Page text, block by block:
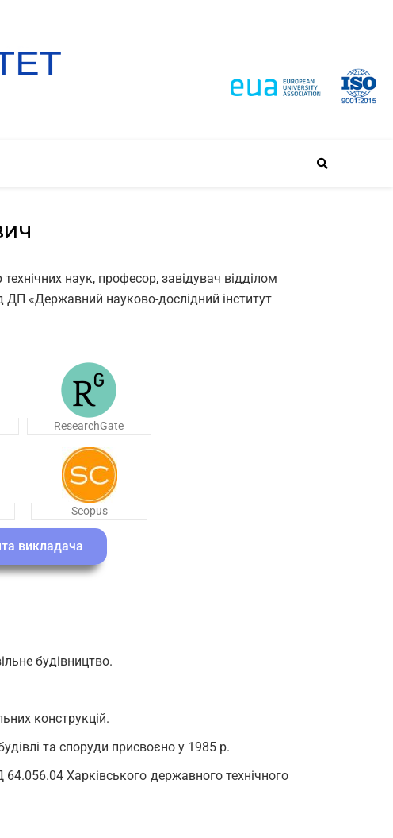
наук, професор, завідувач відділом
ДП «Державний науково-дослідний інститут
ResearchGate
Scopus
викладача
будівництво.
конструкцій.
та споруди присвоєно у 1985 р.
Харківського державного технічного